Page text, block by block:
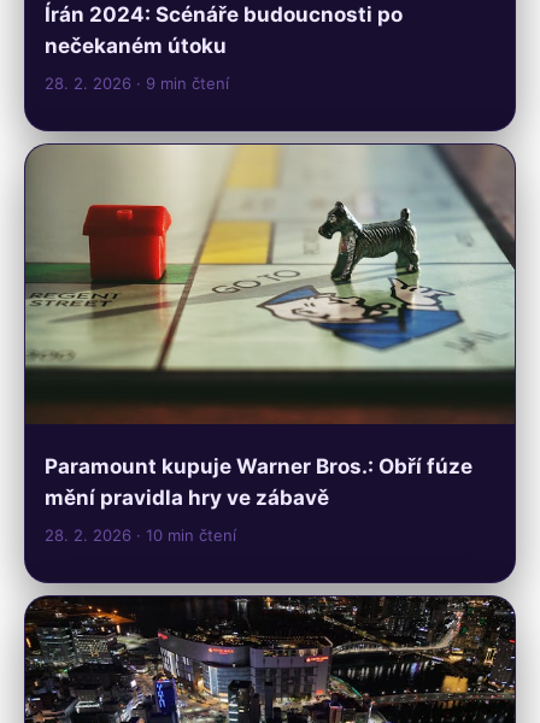
Írán 2024: Scénáře budoucnosti po
nečekaném útoku
28. 2. 2026 · 9 min čtení
Paramount kupuje Warner Bros.: Obří fúze
mění pravidla hry ve zábavě
28. 2. 2026 · 10 min čtení